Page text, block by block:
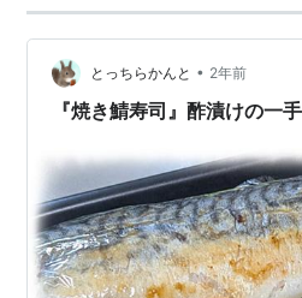
とっちらかんと • 2年前
『焼き鯖寿司』酢漬けの一